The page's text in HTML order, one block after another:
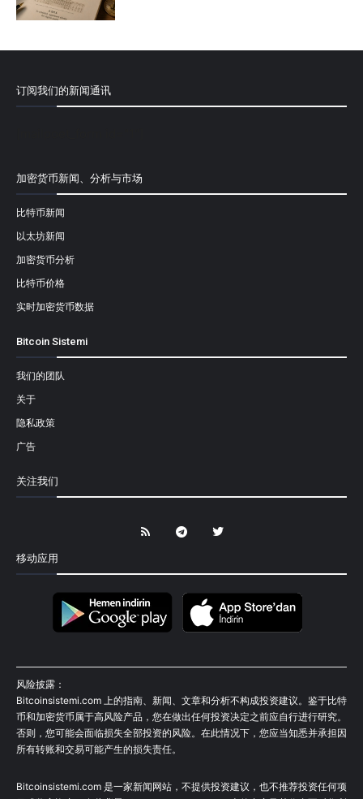
订阅我们的新闻通讯
加密货币新闻、分析与市场
比特币新闻
以太坊新闻
加密货币分析
比特币价格
实时加密货币数据
Bitcoin Sistemi
我们的团队
关于
隐私政策
广告
关注我们
移动应用
风险披露：
Bitcoinsistemi.com 上的指南、新闻、文章和分析不构成投资建议。鉴于比特
币和加密货币属于高风险产品，您在做出任何投资决定之前应自行进行研究。
否则，您可能会面临损失全部投资的风险。在此情况下，您应当知悉并承担因
所有转账和交易可能产生的损失责任。
Bitcoinsistemi.com 是一家新闻网站，不提供投资建议，也不推荐投资任何项